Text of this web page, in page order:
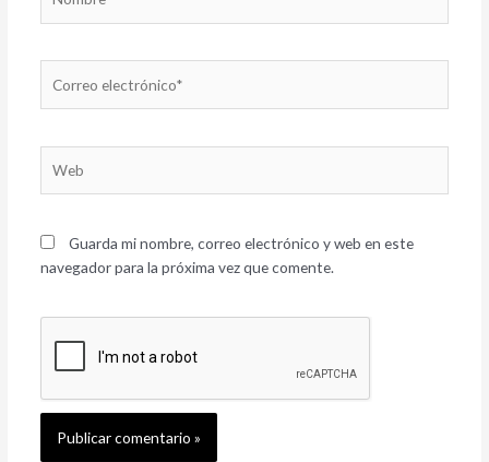
electrónico*
Guarda mi nombre, correo electrónico y web en este
navegador para la próxima vez que comente.